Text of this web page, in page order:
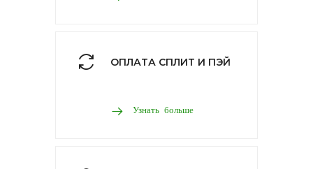
ОПЛАТА СПЛИТ И ПЭЙ
Узнать больше